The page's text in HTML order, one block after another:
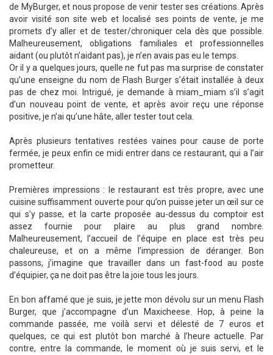
de MyBurger, et nous propose de venir tester ses créations. Après
avoir visité son site web et localisé ses points de vente, je me
promets d’y aller et de tester/chroniquer cela dès que possible.
Malheureusement, obligations familiales et professionnelles
aidant (ou plutôt n'aidant pas), je n’en avais pas eu le temps.
Or il y a quelques jours, quelle ne fut pas ma surprise de constater
qu’une enseigne du nom de Flash Burger s’était installée à deux
pas de chez moi. Intrigué, je demande à miam_miam s’il s’agit
d’un nouveau point de vente, et après avoir reçu une réponse
positive, je n’ai qu’une hâte, aller tester tout cela.
Après plusieurs tentatives restées vaines pour cause de porte
fermée, je peux enfin ce midi entrer dans ce restaurant, qui a l’air
prometteur.
Premières impressions : le restaurant est très propre, avec une
cuisine suffisamment ouverte pour qu’on puisse jeter un œil sur ce
qui s’y passe, et la carte proposée au-dessus du comptoir est
assez fournie pour plaire au plus grand nombre.
Malheureusement, l’accueil de l’équipe en place est très peu
chaleureuse, et on a même l’impression de déranger. Bon
passons, j’imagine que travailler dans un fast-food au poste
d’équipier, ça ne doit pas être la joie tous les jours.
En bon affamé que je suis, je jette mon dévolu sur un menu Flash
Burger, que j’accompagne d’un Maxicheese. Hop, à peine la
commande passée, me voilà servi et délesté de 7 euros et
quelques, ce qui est plutôt bon marché à l’heure actuelle. Par
contre, entre la commande, le moment où je suis servi, et le